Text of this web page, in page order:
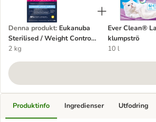
Denna produkt: Eukanuba
Sterilised / Weight Control
Adult
2 kg
Ever Clean®
klumpströ
10 l
Produktinfo Ingredienser Utfodring